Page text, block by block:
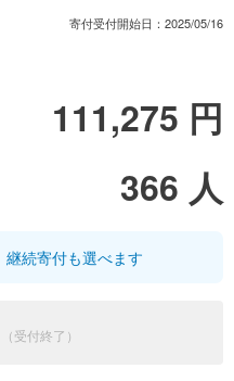
寄付受付開始日： 2025/05/16
111,275 円
366 人
続寄付も選べます